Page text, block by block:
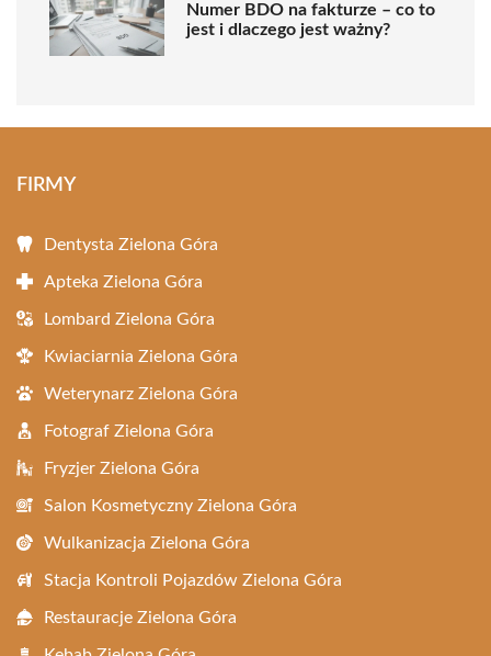
Numer BDO na fakturze – co to
jest i dlaczego jest ważny?
FIRMY
Dentysta Zielona Góra
Apteka Zielona Góra
Lombard Zielona Góra
Kwiaciarnia Zielona Góra
Weterynarz Zielona Góra
Fotograf Zielona Góra
Fryzjer Zielona Góra
Salon Kosmetyczny Zielona Góra
Wulkanizacja Zielona Góra
Stacja Kontroli Pojazdów Zielona Góra
Restauracje Zielona Góra